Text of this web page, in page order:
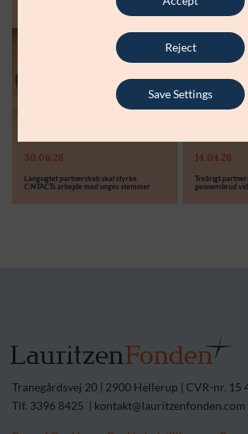
Råt&Godts Venner skal styrke fællesskab
Aspiranterne
unge
30.06.26
Langsigtet partnerskab skal styrke
C:NTACTs arbejde med unges stemmer
6.000.000 kr.
14.04.26
Treårigt
gennembrud
Modtager:
Støttebeløb i
Tranegårdsvej 20 | 2900 Hellerup | CVR-nr. 15
Tlf. 3396 8425 | kontakt@lauritzenfonden.com
Reject
Save Settings